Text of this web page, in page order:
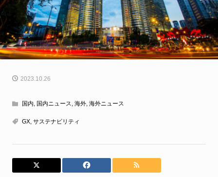
2023.10.26
国内 国内ニュース 海外, 海外ニュース
GX, サステナビリティ